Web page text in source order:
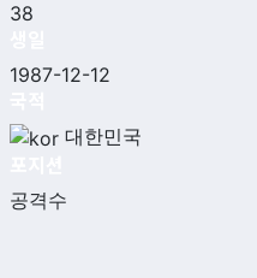
38
1987-12-12
대한민국
공격수